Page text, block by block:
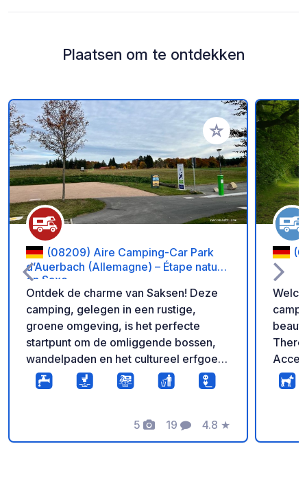
Plaatsen om te ontdekken
Voeg toe aan je
(08209) Aire Camping-Car Park
d’Auerbach (Allemagne) – Étape nature
en Saxe
Ontdek de charme van Saksen! Deze
camping, gelegen in een rustige,
groene omgeving, is het perfecte
startpunt om de omliggende bossen,
wandelpaden en het cultureel erfgoed
van Auerbach te verkennen. Een
verfrissende tussenstop tijdens uw reis
kwalitatief goede staanplaatsen met
volledige toegang tot voorzieningen:
5
Foto's
19
Commentaren
4.8
Beoordeling
★
There
(in
m to the